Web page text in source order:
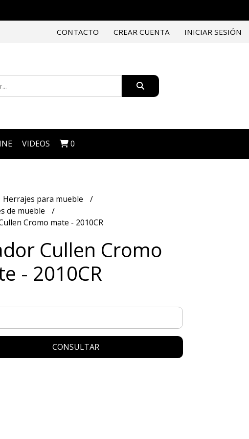
CONTACTO CREAR CUENTA INICIAR SESIÓN
VIDEOS 0
Herrajes para mueble
de mueble
Cromo mate - 2010CR
Cullen Cromo
- 2010CR
CONSULTAR